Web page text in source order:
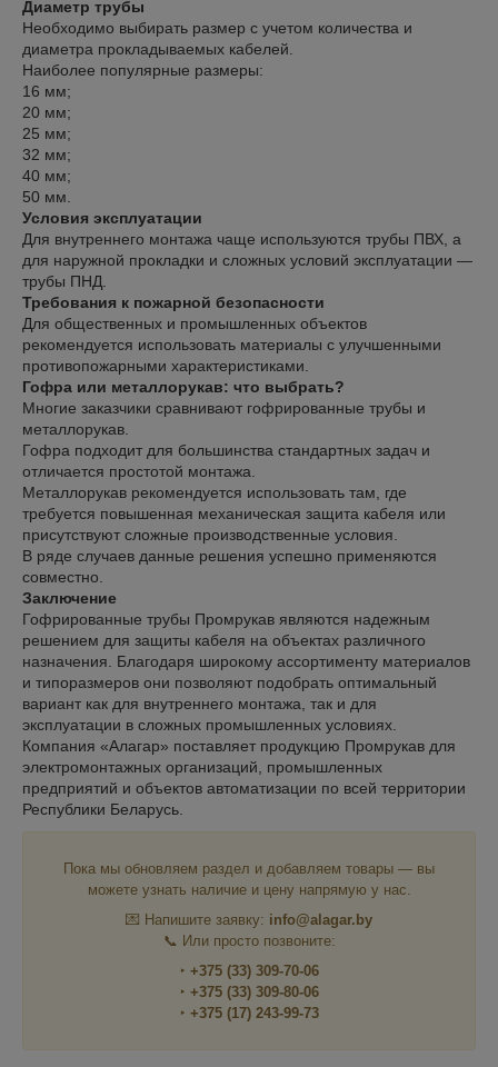
Диаметр трубы
Необходимо выбирать размер с учетом количества и
диаметра прокладываемых кабелей.
Наиболее популярные размеры:
16 мм;
20 мм;
25 мм;
32 мм;
40 мм;
50 мм.
Условия эксплуатации
Для внутреннего монтажа чаще используются трубы ПВХ, а
для наружной прокладки и сложных условий эксплуатации —
трубы ПНД.
Требования к пожарной безопасности
Для общественных и промышленных объектов
рекомендуется использовать материалы с улучшенными
противопожарными характеристиками.
Гофра или металлорукав: что выбрать?
Многие заказчики сравнивают гофрированные трубы и
металлорукав.
Гофра подходит для большинства стандартных задач и
отличается простотой монтажа.
Металлорукав рекомендуется использовать там, где
требуется повышенная механическая защита кабеля или
присутствуют сложные производственные условия.
В ряде случаев данные решения успешно применяются
совместно.
Заключение
Гофрированные трубы Промрукав являются надежным
решением для защиты кабеля на объектах различного
назначения. Благодаря широкому ассортименту материалов
и типоразмеров они позволяют подобрать оптимальный
вариант как для внутреннего монтажа, так и для
эксплуатации в сложных промышленных условиях.
Компания «Алагар» поставляет продукцию Промрукав для
электромонтажных организаций, промышленных
предприятий и объектов автоматизации по всей территории
Республики Беларусь.
Пока мы обновляем раздел и добавляем товары — вы
можете узнать наличие и цену напрямую у нас.
💌 Напишите заявку: info@alagar.by
📞 Или просто позвоните:
‣ +375 (33) 309-70-06
‣ +375 (33) 309-80-06
‣ +375 (17) 243-99-73